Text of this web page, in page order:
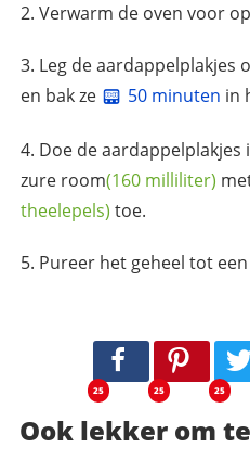
Verwarm de oven voor
Leg de aardappelplakjes
en bak ze
50 minuten in
Doe de aardappelplakjes
zure room(160 milliliter)
theelepels) toe.
Pureer het geheel tot
25 25 25
Ook lekker om